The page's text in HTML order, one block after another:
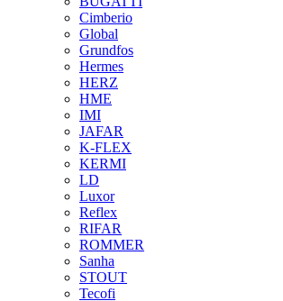
Cimberio
Global
Grundfos
Hermes
HERZ
HME
IMI
JAFAR
K-FLEX
KERMI
LD
Luxor
Reflex
RIFAR
ROMMER
Sanha
STOUT
Tecofi